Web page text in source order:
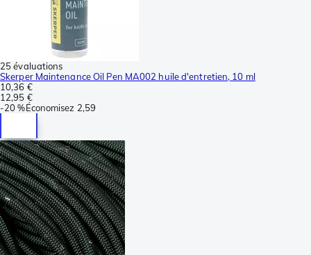
25 évaluations
Skerper Maintenance Oil Pen MA002 huile d'entretien, 10 ml
10,36 €
12,95 €
-20 %Économisez 2,59